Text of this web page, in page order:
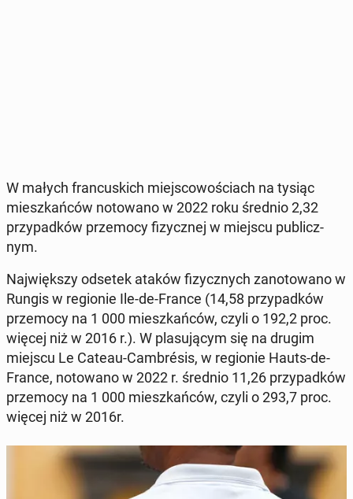
W małych fran­cu­skich miej­sco­wo­ściach na tysiąc
miesz­kań­ców no­to­wa­no w 2022 roku średnio 2,32
przy­pad­ków prze­mo­cy fi­zycz­nej w miejscu pu­blicz­
nym.
Naj­więk­szy odsetek ataków fi­zycz­nych za­no­to­wa­no w
Rungis w re­gio­nie Ile-de-France (14,58 przy­pad­ków
prze­mo­cy na 1 000 miesz­kań­ców, czyli o 192,2 proc.
więcej niż w 2016 r.). W pla­su­ją­cym się na drugim
miejscu Le Cateau-Cam­brésis, w re­gio­nie Hauts-de-
France, no­to­wa­no w 2022 r. średnio 11,26 przy­pad­ków
prze­mo­cy na 1 000 miesz­kań­ców, czyli o 293,7 proc.
więcej niż w 2016r.